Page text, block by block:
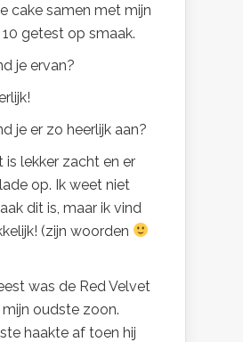
cake samen met mijn
getest op smaak.
je ervan?
je er zo heerlijk aan?
is lekker zacht en er
op. Ik weet niet
dit is, maar ik vind
(zijn woorden
was de Red Velvet
oudste zoon.
haakte af toen hij